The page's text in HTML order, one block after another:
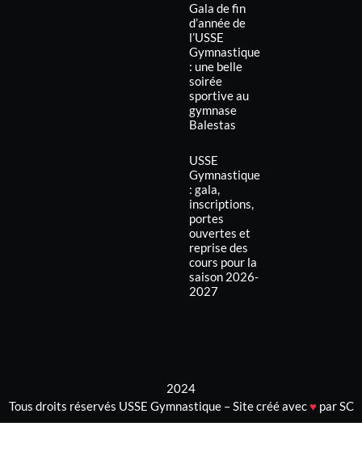
Gala de fin
d’année de
l’USSE
Gymnastique
: une belle
soirée
sportive au
gymnase
Balestas
USSE
Gymnastique
: gala,
inscriptions,
portes
ouvertes et
reprise des
cours pour la
saison 2026-
2027
2024
Tous droits réservés USSE Gymnastique – Site créé avec♥ par SC